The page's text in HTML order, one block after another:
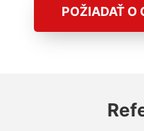
POŽIADAŤ O